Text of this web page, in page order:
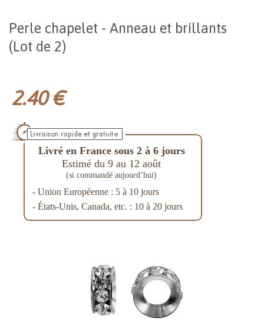
Perle chapelet - Anneau et brillants
(Lot de 2)
2.40 €
Livré en France sous 2 à 6 jours
Estimé du 9 au 12 août
(si commandé aujourd’hui)
- Union Européenne : 5 à 10 jours
- États-Unis, Canada, etc. : 10 à 20 jours